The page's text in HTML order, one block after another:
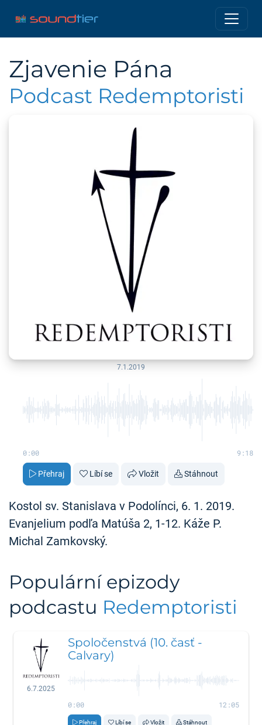
Zjavenie Pána
Podcast Redemptoristi
7.1.2019
0:00 9:18
Přehraj Líbí se Vložit Stáhnout
Kostol sv. Stanislava v Podolínci, 6. 1. 2019.
Evanjelium podľa Matúša 2, 1-12. Káže P.
Michal Zamkovský.
Populární epizody
podcastu Redemptoristi
6.7.2025
Spoločenstvá (10. časť -
Calvary)
0:00 12:05
Přehraj Líbí se Vložit Stáhnout